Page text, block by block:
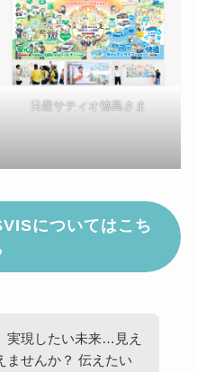
日産サティオ徳島さま
についてはこち
実現したい未来…見え
ませんか？ 伝えたい